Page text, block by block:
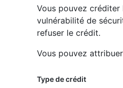
Vous pouvez
vulnérabilité de
refuser le crédit.
Vous pouvez
Type de crédit